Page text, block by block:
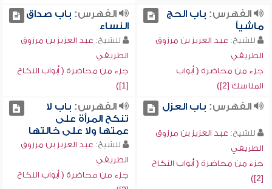
الفهرس: باب الحج
ماشياً
للشيخ: عبد العزيز بن مرزوق
الطريفي
جزء من محاضرة ( أبواب
المناسك [2])
الفهرس: باب صداق
النساء
للشيخ: عبد العزيز بن مرزوق
الطريفي
جزء من محاضرة ( أبواب النكاح
[1])
الفهرس: باب العزل
للشيخ: عبد العزيز بن مرزوق
الطريفي
جزء من محاضرة ( أبواب النكاح
[2])
الفهرس: باب لا
تنكح المرأة على
عمتها ولا على خالتها
للشيخ: عبد العزيز بن مرزوق
الطريفي
جزء من محاضرة ( أبواب النكاح